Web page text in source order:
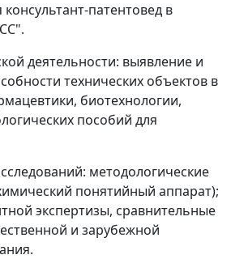
патентовед в
деятельности: выявление и
технических объектов в
биотехнологии,
пособий для
методологические
понятийный аппарат);
экспертизы, сравнительные
и зарубежной